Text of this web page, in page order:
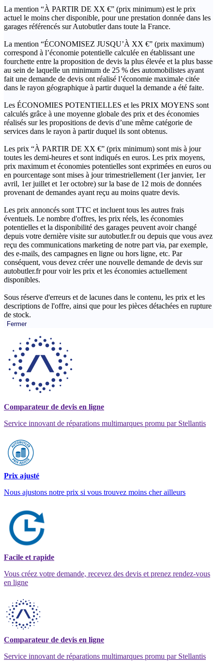
La mention “À PARTIR DE XX €” (prix minimum) est le prix
actuel le moins cher disponible, pour une prestation donnée dans les
garages référencés sur Autobutler dans toute la France.
La mention “ÉCONOMISEZ JUSQU’À XX €” (prix maximum)
correspond à l’économie potentielle calculée en établissant une
fourchette entre la proposition de devis la plus élevée et la plus basse
au sein de laquelle un minimum de 25 % des automobilistes ayant
fait une demande de devis ont réalisé l’économie maximale citée
dans le rayon géographique à partir duquel la demande a été faite.
Les ÉCONOMIES POTENTIELLES et les PRIX MOYENS sont
calculés grâce à une moyenne globale des prix et des économies
réalisés sur les propositions de devis d’une même catégorie de
services dans le rayon à partir duquel ils sont obtenus.
Les prix “À PARTIR DE XX €” (prix minimum) sont mis à jour
toutes les demi-heures et sont indiqués en euros. Les prix moyens,
prix maximum et économies potentielles sont exprimées en euros ou
en pourcentage sont mises à jour trimestriellement (1er janvier, 1er
avril, 1er juillet et 1er octobre) sur la base de 12 mois de données
provenant de demandes ayant reçu au moins quatre devis.
Les prix annoncés sont TTC et incluent tous les autres frais
éventuels. Le nombre d'offres, les prix réels, les économies
potentielles et la disponibilité des garages peuvent avoir changé
depuis votre dernière visite sur autobutler.fr ou depuis que vous avez
reçu des communications marketing de notre part via, par exemple,
des e-mails, des campagnes en ligne ou hors ligne, etc. Par
conséquent, vous devez créer une nouvelle demande de devis sur
autobutler.fr pour voir les prix et les économies actuellement
disponibles.
Sous réserve d'erreurs et de lacunes dans le contenu, les prix et les
descriptions de l'offre, ainsi que pour les pièces détachées en rupture
de stock.
Fermer
Comparateur de devis en ligne
Service innovant de réparations multimarques promu par Stellantis
Prix ajusté
Nous ajustons notre prix si vous trouvez moins cher ailleurs
Facile et rapide
Vous créez votre demande, recevez des devis et prenez rendez-vous
en ligne
Comparateur de devis en ligne
Service innovant de réparations multimarques promu par Stellantis